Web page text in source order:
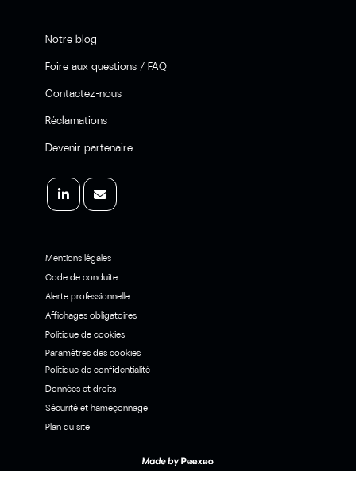
Notre blog
Foire aux questions / FAQ
Contactez-nous
Réclamations
Devenir partenaire
Mentions légales
Code de conduite
Alerte professionnelle
Affichages obligatoires
Politique de cookies
Paramètres des cookies
Politique de confidentialité
Données et droits
Sécurité et hameçonnage
Plan du site